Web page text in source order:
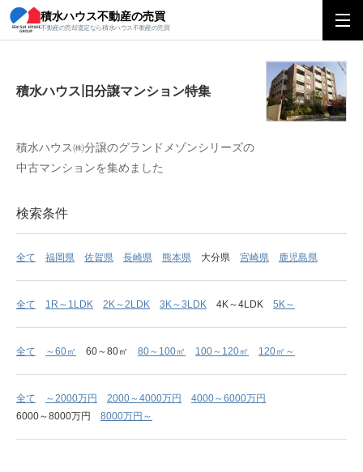
積水ハウス不動産の売買
不動産の売却査定なら積水ハウス不動産の売買
積水ハウス旧分譲マンション特集
積水ハウス旧分譲マンション特集
積水ハウス㈱分譲のグランドメゾンシリーズの
中古マンションを集めました
検索条件
全て 福岡県 佐賀県 長崎県 熊本県 大分県 宮崎県 鹿児島県
全て 1R～1LDK 2K～2LDK 3K～3LDK 4K～4LDK 5K～
全て ～60㎡ 60～80㎡ 80～100㎡ 100～120㎡ 120㎡～
全て ～2000万円 2000～4000万円
4000～6000万円
6000～8000万円
8000万円～